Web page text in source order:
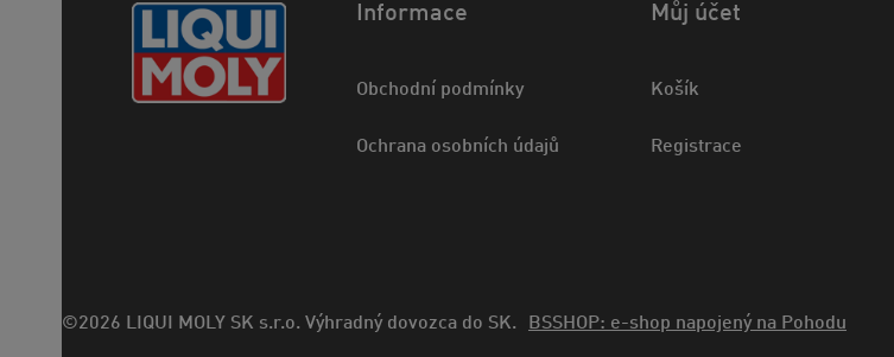
Informace
Obchodní podmínky
Ochrana osobních údajů
Můj účet
Košík
Registrace
©2026 LIQUI MOLY SK s.r.o. Výhradný dovozca do SK. BSSHOP: e-shop napojený na Pohodu